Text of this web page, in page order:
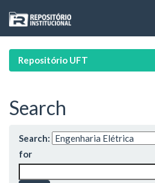
navigation
Repositório UFT
Search
Search:
for